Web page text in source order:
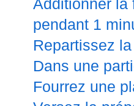
Additionner la
pendant 1
Repartissez
Dans une
Fourrez une